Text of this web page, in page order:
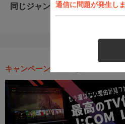
通信に問題が発生し
同じジャンルのおすすめ番組
キャンペーン・お得な情報